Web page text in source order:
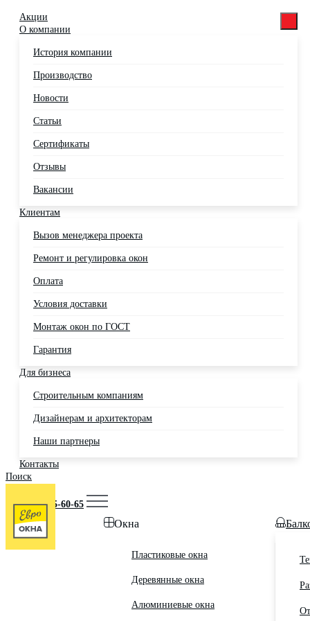
Акции
О компании
История компании
Производство
Новости
Статьи
Сертификаты
Отзывы
Вакансии
Клиентам
Вызов менеджера проекта
Ремонт и регулировка окон
Оплата
Условия доставки
Монтаж окон по ГОСТ
Гарантия
Для бизнеса
Строительным компаниям
Дизайнерам и архитекторам
Наши партнеры
Контакты
Поиск
+7 (495) 725-60-65
Окна
Пластиковые окна
Деревянные окна
Алюминиевые окна